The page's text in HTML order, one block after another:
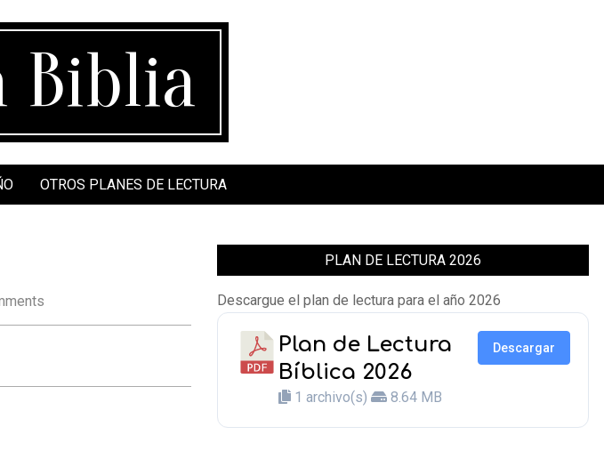
Biblia
OTROS PLANES DE LECTURA
PLAN DE LECTURA 2026
Descargue el plan de lectura para el año 2026
Plan de Lectura
Bíblica 2026
1 archivo(s) 8.64 MB
Descargar